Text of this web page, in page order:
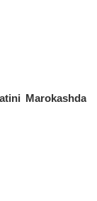
Marokashda